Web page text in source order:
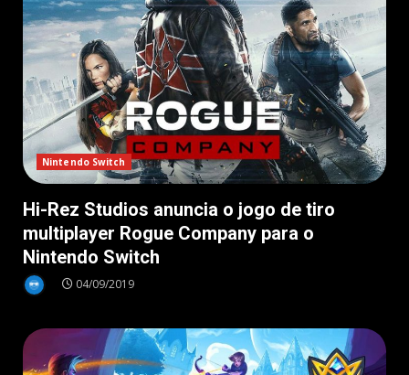
Nintendo Switch
Hi-Rez Studios anuncia o jogo de tiro
multiplayer Rogue Company para o
Nintendo Switch
04/09/2019